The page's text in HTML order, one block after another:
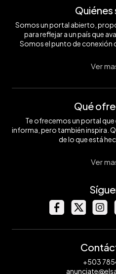
Quiénes
Somos un portal abierto,
para reflejar a un país que
Somos el punto de conexión
Ver
Qué
Te ofrecemos un portal
informa, pero también inspira.
de lo que está
Ver
+503